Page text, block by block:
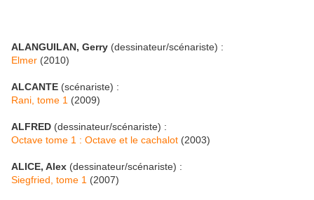
ALANGUILAN, Gerry (dessinateur/scénariste) :
Elmer (2010)
ALCANTE (scénariste) :
Rani, tome 1 (2009)
ALFRED (dessinateur/scénariste) :
Octave tome 1 : Octave et le cachalot (2003)
ALICE, Alex (dessinateur/scénariste) :
Siegfried, tome 1 (2007)